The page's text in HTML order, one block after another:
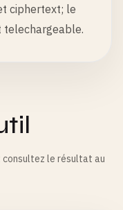
ciphertext; le
telechargeable.
consultez le résultat au